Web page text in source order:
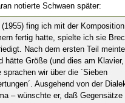
notierte Schwaen später:
fing ich mit der
fertig hatte, spielte ich sie
Nach dem ersten Teil
hätte Größe (und dies am
sprachen wir über die ´Sieben
Ausgehend von der
– wünschte er, daß Gegensätze